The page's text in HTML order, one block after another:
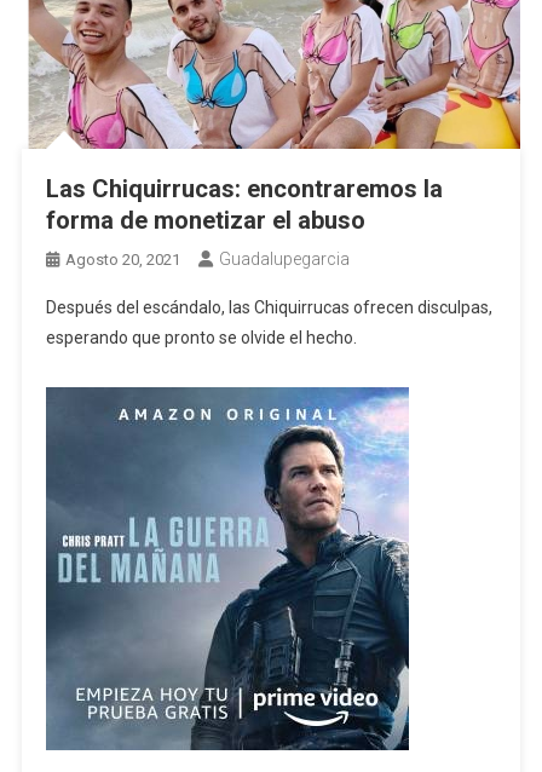
Las Chiquirrucas: encontraremos la
forma de monetizar el abuso
Agosto 20, 2021 Guadalupegarcia
Después del escándalo, las Chiquirrucas ofrecen disculpas,
esperando que pronto se olvide el hecho.